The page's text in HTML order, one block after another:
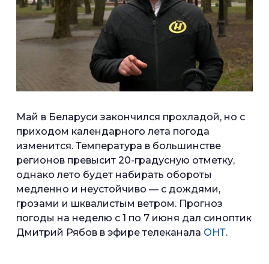
Май в Беларуси закончился прохладой, но с
приходом календарного лета погода
изменится. Температура в большинстве
регионов превысит 20-градусную отметку,
однако лето будет набирать обороты
медленно и неустойчиво — с дождями,
грозами и шквалистым ветром. Прогноз
погоды на неделю с 1 по 7 июня дал синоптик
Дмитрий Рябов в эфире телеканала ОНТ.